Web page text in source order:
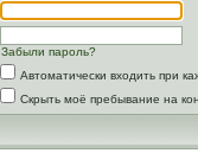
Забыли пароль?
Автоматически входить при
Скрыть моё пребывание на